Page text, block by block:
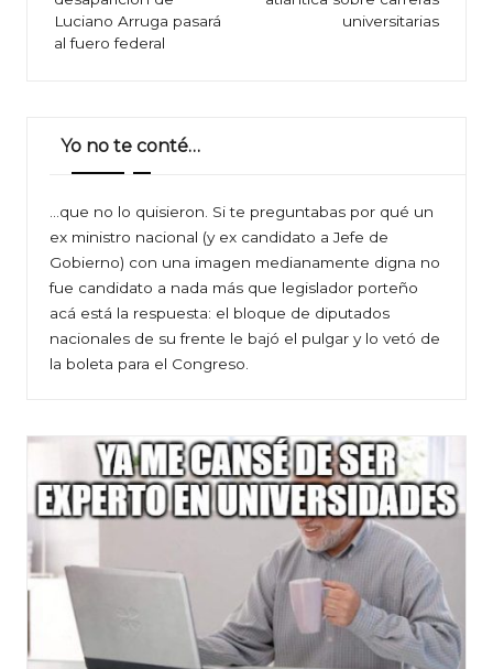
entradas
Luciano Arruga pasará
al fuero federal
universitarias
Yo no te conté…
…que no lo quisieron. Si te preguntabas por qué un
ex ministro nacional (y ex candidato a Jefe de
Gobierno) con una imagen medianamente digna no
fue candidato a nada más que legislador porteño
acá está la respuesta: el bloque de diputados
nacionales de su frente le bajó el pulgar y lo vetó de
la boleta para el Congreso.